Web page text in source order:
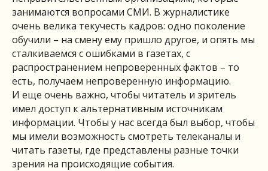
занимаются вопросами СМИ. В журналистике
очень велика текучесть кадров: одно поколение
обучили – на смену ему пришло другое, и опять мы
сталкиваемся с ошибками в газетах, с
распространением непроверенных фактов – то
есть, получаем непроверенную информацию.
И еще очень важно, чтобы читатель и зритель
имел доступ к альтернативным источникам
информации. Чтобы у нас всегда был выбор, чтобы
мы имели возможность смотреть телеканалы и
читать газеты, где представлены разные точки
зрения на происходящие события.